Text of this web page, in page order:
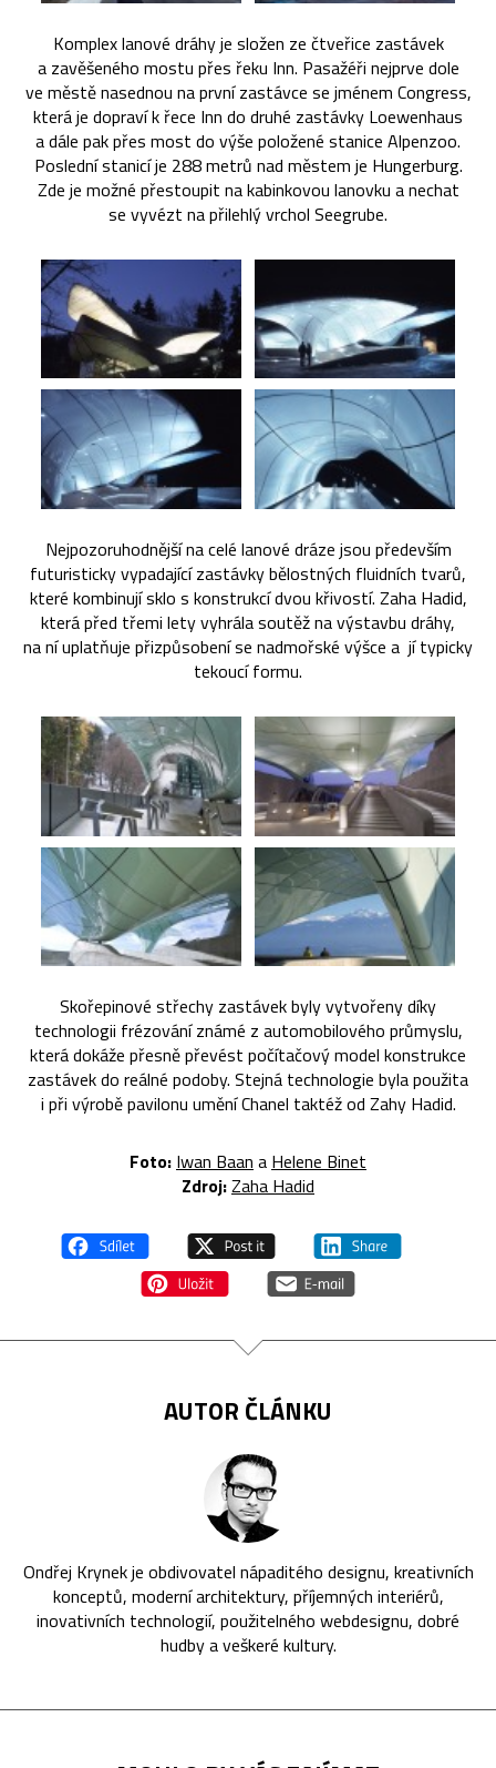
Komplex lanové dráhy je složen ze čtveřice zastávek
a zavěšeného mostu přes řeku Inn. Pasažéři nejprve dole
ve městě nasednou na první zastávce se jménem Congress,
která je dopraví k řece Inn do druhé zastávky Loewenhaus
a dále pak přes most do výše položené stanice Alpenzoo.
Poslední stanicí je 288 metrů nad městem je Hungerburg.
Zde je možné přestoupit na kabinkovou lanovku a nechat
se vyvézt na přilehlý vrchol Seegrube.
Nejpozoruhodnější na celé lanové dráze jsou především
futuristicky vypadající zastávky bělostných fluidních tvarů,
které kombinují sklo s konstrukcí dvou křivostí. Zaha Hadid,
která před třemi lety vyhrála soutěž na výstavbu dráhy,
na ní uplatňuje přizpůsobení se nadmořské výšce a jí typicky
tekoucí formu.
Skořepinové střechy zastávek byly vytvořeny díky
technologii frézování známé z automobilového průmyslu,
která dokáže přesně převést počítačový model konstrukce
zastávek do reálné podoby. Stejná technologie byla použita
i při výrobě pavilonu umění Chanel taktéž od Zahy Hadid.
Foto: Iwan Baan a Helene Binet
Zdroj:Zaha Hadid
AUTOR ČLÁNKU
Ondřej Krynek je obdivovatel nápaditého designu, kreativních
konceptů, moderní architektury, příjemných interiérů,
inovativních technologií, použitelného webdesignu, dobré
hudby a veškeré kultury.